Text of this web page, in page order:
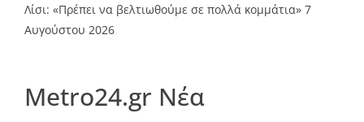
Λίσι: «Πρέπει να βελτιωθούμε σε πολλά κομμάτια» 7
Αυγούστου 2026
Metro24.gr Νέα